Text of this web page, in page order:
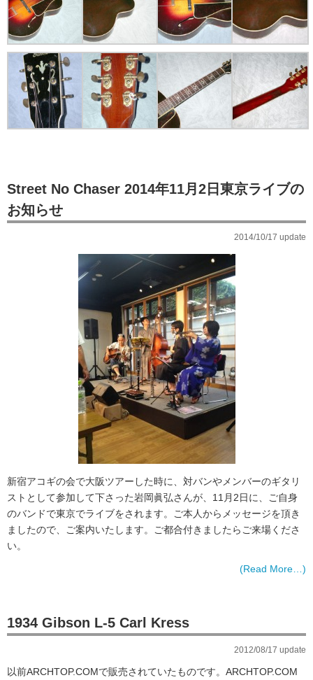
Street No Chaser 2014年11月2日東京ライブの
お知らせ
2014/10/17 update
新宿アコギの会で大阪ツアーした時に、対バンやメンバーのギタリ
ストとして参加して下さった岩岡眞弘さんが、11月2日に、ご自身
のバンドで東京でライブをされます。ご本人からメッセージを頂き
ましたので、ご案内いたします。ご都合付きましたらご来場くださ
い。
(Read More…)
1934 Gibson L-5 Carl Kress
2012/08/17 update
以前ARCHTOP.COMで販売されていたものです。ARCHTOP.COM